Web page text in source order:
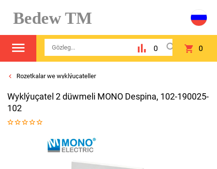
Bedew TM
0 0
Rozetkalar we wyklýuçateller
Wyklýuçatel 2 düwmeli MONO Despina, 102-190025-
102